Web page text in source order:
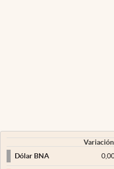
Variación
Dólar BNA